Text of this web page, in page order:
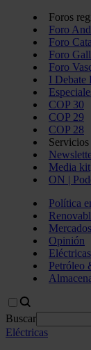
Foros
Foro
Foro
Foro
Foro
I Debate
COP 30
COP 29
COP 28
Servicios
Media kit
ON |
Política
Mercados
Opinión
Eléctricas
Petróleo
Buscar
Eléctricas